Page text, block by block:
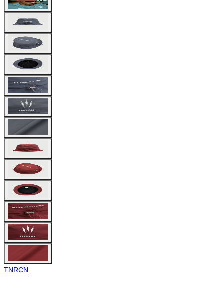
TNRCN